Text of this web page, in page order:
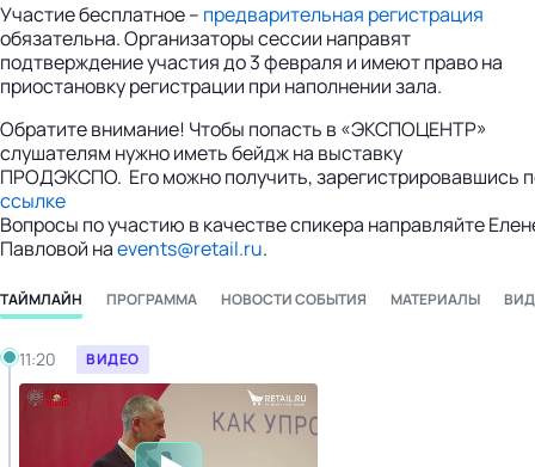
Участие бесплатное – предварительная регистрация
обязательна. Организаторы сессии направят
подтверждение участия до 3 февраля и имеют право на
приостановку регистрации при наполнении зала.
Обратите внимание! Чтобы попасть в «ЭКСПОЦЕНТР»
слушателям нужно иметь бейдж на выставку
ПРОДЭКСПО. Его можно получить, зарегистрировавшись
ссылке
Вопросы по участию в качестве спикера направляйте
Павловой наevents@retail.ru.
ТАЙМЛАЙН ПРОГРАММА НОВОСТИ СОБЫТИЯ МАТЕРИАЛЫ
Понедельник, 27.02.2023
11:20
ВИДЕО